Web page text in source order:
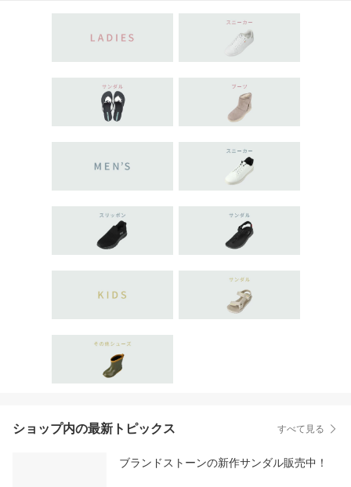
5.0cm
ショップ内の最新トピックス すべて見る
ブランドストーンの新作サンダル販売中！